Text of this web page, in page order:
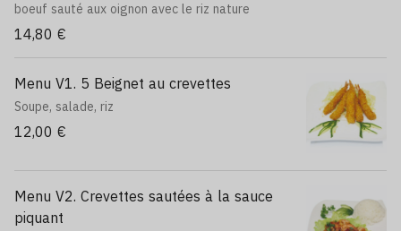
boeuf sauté aux oignon avec le riz nature
14,80 €
Menu V1. 5 Beignet au crevettes
Soupe, salade, riz
12,00 €
Menu V2. Crevettes sautées à la sauce
piquant